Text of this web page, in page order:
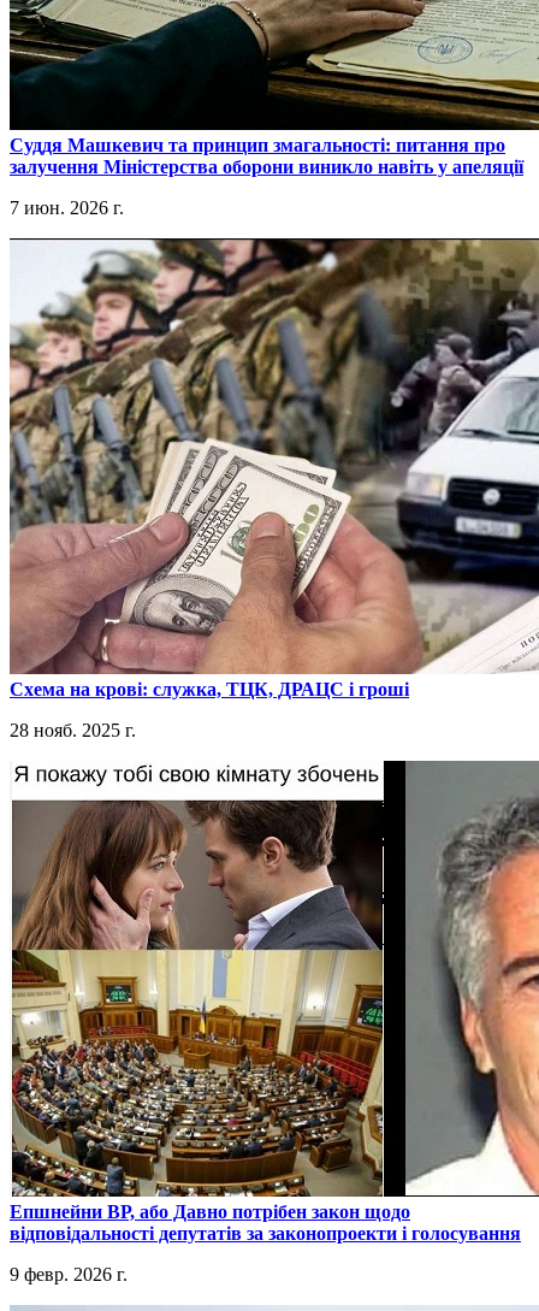
​Суддя Машкевич та принцип змагальності: питання про
залучення Міністерства оборони виникло навіть у апеляції
7 июн. 2026 г.
​Схема на крові: служка, ТЦК, ДРАЦС і гроші
28 нояб. 2025 г.
​Епшнейни ВР, або Давно потрібен закон щодо
відповідальності депутатів за законопроекти і голосування
9 февр. 2026 г.